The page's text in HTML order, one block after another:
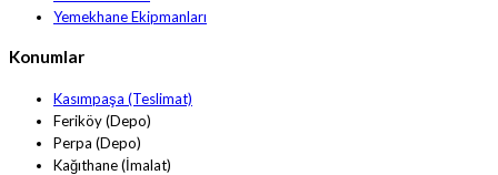
Yemekhane Ekipmanları
Konumlar
Kasımpaşa (Teslimat)
Feriköy (Depo)
Perpa (Depo)
Kağıthane (İmalat)